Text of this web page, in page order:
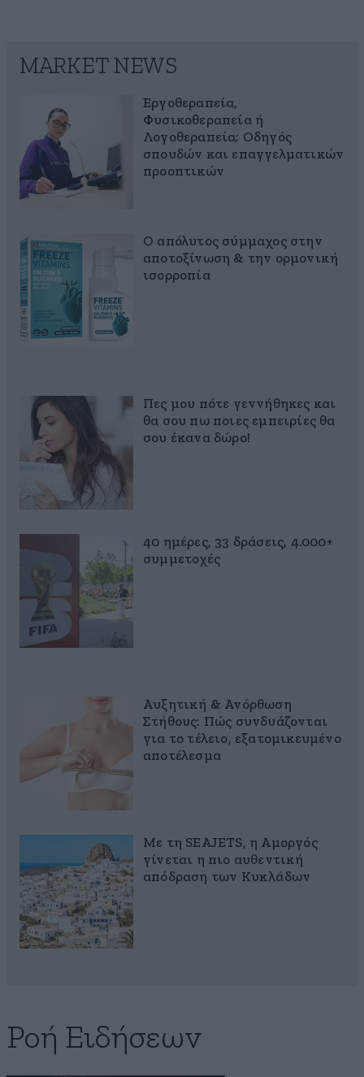
MARKET NEWS
Εργοθεραπεία,
Φυσικοθεραπεία ή
Λογοθεραπεία; Οδηγός
σπουδών και επαγγελματικών
προοπτικών
Ο απόλυτος σύμμαχος στην
αποτοξίνωση & την ορμονική
ισορροπία
Πες μου πότε γεννήθηκες και
θα σου πω ποιες εμπειρίες θα
σου έκανα δώρο!
40 ημέρες, 33 δράσεις, 4.000+
συμμετοχές
Αυξητική & Ανόρθωση
Στήθους: Πώς συνδυάζονται
για το τέλειο, εξατομικευμένο
αποτέλεσμα
Με τη SEAJETS, η Αμοργός
γίνεται η πιο αυθεντική
απόδραση των Κυκλάδων
Ροή Ειδήσεων